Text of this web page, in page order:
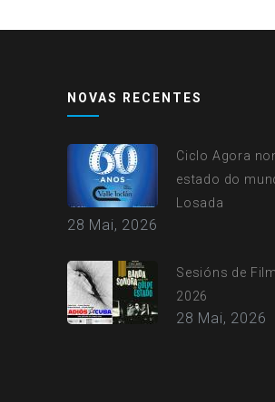
NOVAS RECENTES
Ciclo Agora
estado do
Losada
28 Mai, 2026
Sesións de
2026
28 Mai, 2026